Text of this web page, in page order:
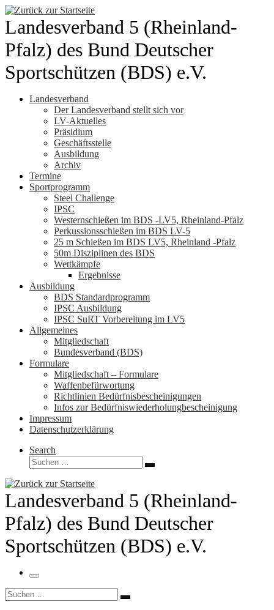
Zum
Inhalt
springen
Landesverband 5 (Rheinland-
Pfalz) des Bund Deutscher
Sportschützen (BDS) e.V.
Landesverband
Der Landesverband stellt sich vor
LV-Aktuelles
Präsidium
Geschäftsstelle
Ausbildung
Archiv
Termine
Sportprogramm
Steel Challenge
IPSC
Westernschießen im BDS -LV5, Rheinland-Pfalz
Perkussionsschießen im BDS LV-5
25 m Schießen im BDS LV5, Rheinland -Pfalz
50m Disziplinen des BDS
Wettkämpfe
Ergebnisse
Ausbildung
BDS Standardprogramm
IPSC Ausbildung
IPSC SuRT Vorbereitung im LV5
Allgemeines
Mitgliedschaft
Bundesverband (BDS)
Formulare
Mitgliedschaft – Formulare
Waffenbefürwortung
Richtlinien Bedürfnisbescheinigungen
Infos zur Bedürfniswiederholungbescheinigung
Impressum
Datenschutzerklärung
Search
Suche
Suchen …
Landesverband 5 (Rheinland-
Pfalz) des Bund Deutscher
Sportschützen (BDS) e.V.
Menü
Suche
Suchen …